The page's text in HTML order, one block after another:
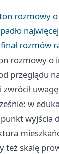
rozmowy
rozmów
rozmowy o
przeglądu
zwrócił
w
wyjścia
też skalę